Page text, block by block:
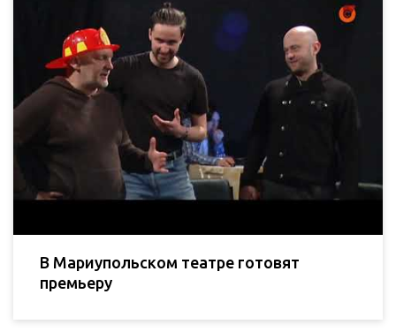
В Мариупольском театре готовят
премьеру